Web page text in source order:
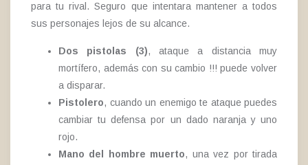
para tu rival. Seguro que intentara mantener a todos
sus personajes lejos de su alcance.
Dos pistolas (3), ataque a distancia muy
mortífero, además con su cambio !!! puede volver
a disparar.
Pistolero, cuando un enemigo te ataque puedes
cambiar tu defensa por un dado naranja y uno
rojo.
Mano del hombre muerto, una vez por tirada